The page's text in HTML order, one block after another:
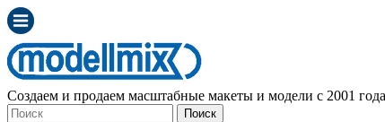
Создаем и продаем масштабные макеты и модели с 2001 года
Поиск